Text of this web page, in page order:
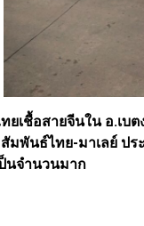
ยเชื้อสายจีนใน อ.เบ
มพันธ์ไทย-มาเลย์ ปร
นจำนวนมาก